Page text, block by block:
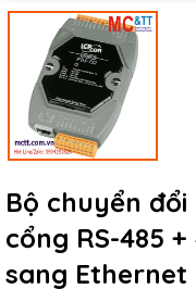
Bộ chuyển đổi
cổng RS-485
sang Ethernet